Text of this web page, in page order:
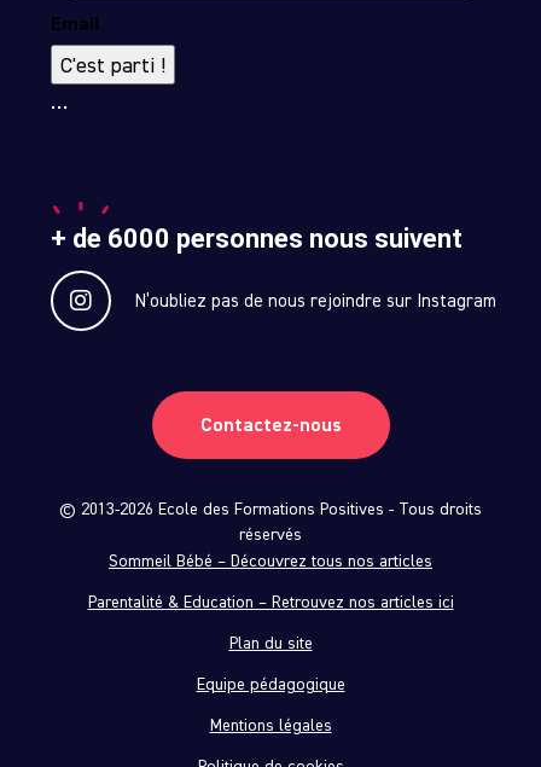
Email
C'est parti !
…
+ de 6000 personnes nous suivent
N’oubliez pas de nous rejoindre sur Instagram
Contactez-nous
© 2013-2026 Ecole des Formations Positives - Tous droits
réservés
Sommeil Bébé – Découvrez tous nos articles
Parentalité & Education – Retrouvez nos articles ici
Plan du site
Equipe pédagogique
Mentions légales